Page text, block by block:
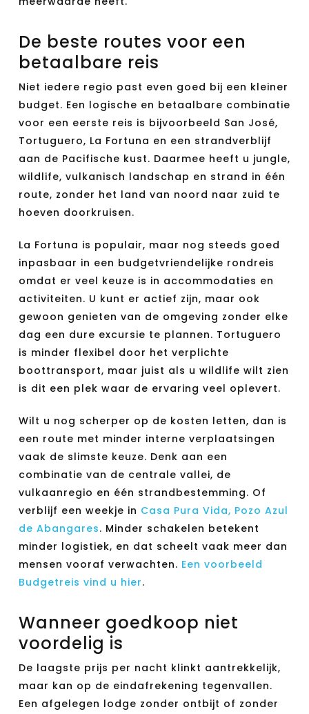
De beste routes voor een
betaalbare reis
Niet iedere regio past even goed bij een kleiner
budget. Een logische en betaalbare combinatie
voor een eerste reis is bijvoorbeeld San José,
Tortuguero, La Fortuna en een strandverblijf
aan de Pacifische kust. Daarmee heeft u jungle,
wildlife, vulkanisch landschap en strand in één
route, zonder het land van noord naar zuid te
hoeven doorkruisen.
La Fortuna is populair, maar nog steeds goed
inpasbaar in een budgetvriendelijke rondreis
omdat er veel keuze is in accommodaties en
activiteiten. U kunt er actief zijn, maar ook
gewoon genieten van de omgeving zonder elke
dag een dure excursie te plannen. Tortuguero
is minder flexibel door het verplichte
boottransport, maar juist als u wildlife wilt zien
is dit een plek waar de ervaring veel oplevert.
Wilt u nog scherper op de kosten letten, dan is
een route met minder interne verplaatsingen
vaak de slimste keuze. Denk aan een
combinatie van de centrale vallei, de
vulkaanregio en één strandbestemming. Of
verblijf een weekje in Casa Pura Vida, Pozo Azul
de Abangares. Minder schakelen betekent
minder logistiek, en dat scheelt vaak meer dan
mensen vooraf verwachten. Een voorbeeld
Budgetreis vind u hier.
Wanneer goedkoop niet
voordelig is
De laagste prijs per nacht klinkt aantrekkelijk,
maar kan op de eindafrekening tegenvallen.
Een afgelegen lodge zonder ontbijt of zonder